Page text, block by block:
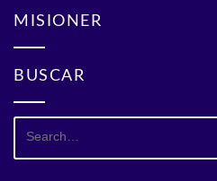
MISIONER
BUSCAR
Search